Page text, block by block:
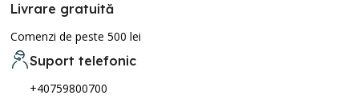
Livrare gratuită
Comenzi de peste 500 lei
Suport telefonic
+40759800700